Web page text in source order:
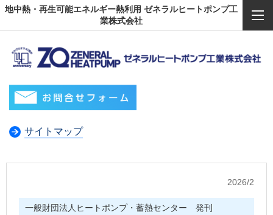
地中熱・再生可能エネルギー熱利用 ゼネラルヒートポンプ工
業株式会社
サイトマップ
2026/2
一般財団法人ヒートポンプ・蓄熱センター 発刊